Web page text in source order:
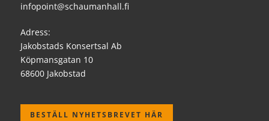
infopoint@schaumanhall.fi
Adress:
Jakobstads Konsertsal Ab
Köpmansgatan 10
68600 Jakobstad
BESTÄLL NYHETSBREVET HÄR